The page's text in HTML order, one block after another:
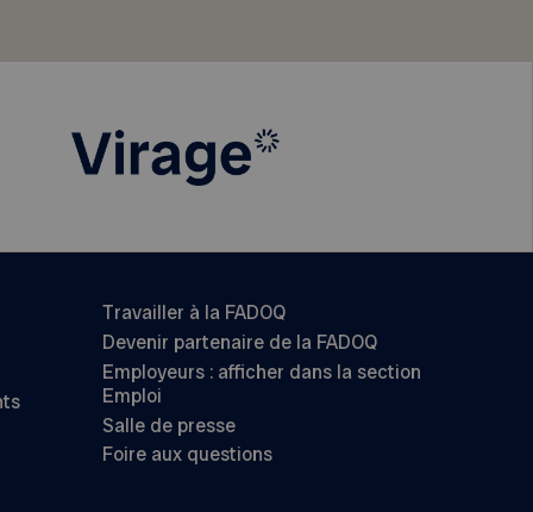
Travailler à la FADOQ
Devenir partenaire de la FADOQ
Employeurs : afficher dans la section
Emploi
Salle de presse
Foire aux questions